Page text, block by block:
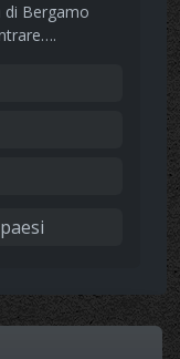
di Bergamo